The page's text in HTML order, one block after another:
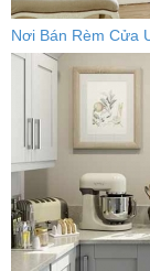
Nơi Bán Rèm Cửa